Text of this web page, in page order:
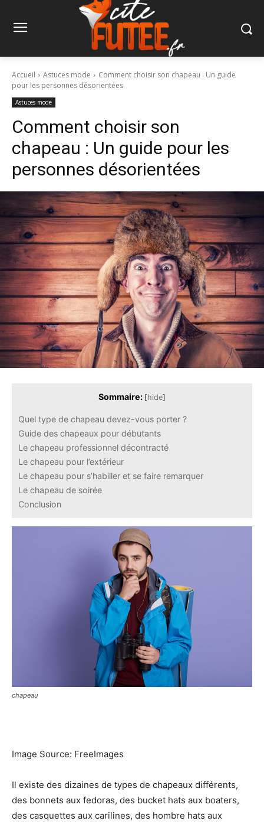
Accueil Astuces mode
Comment choisir son chapeau : Un guide
pour les personnes désorientées
Astuces mode
Comment choisir son
chapeau : Un guide pour les
personnes désorientées
Sommaire: [hide]
Quel type de chapeau devez-vous porter ?
Guide des chapeaux pour débutants
Le chapeau professionnel décontracté
Le chapeau pour l’extérieur
Le chapeau pour s’habiller et se faire remarquer
Le chapeau de soirée
Conclusion
chapeau
Image Source: FreeImages‍
Il existe des dizaines de types de chapeaux différents,
des bonnets aux fedoras, des bucket hats aux boaters,
des casquettes aux carilines, des hombre hats aux